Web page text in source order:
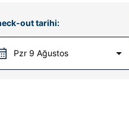
out tarihi:
Pzr 9 Ağustos